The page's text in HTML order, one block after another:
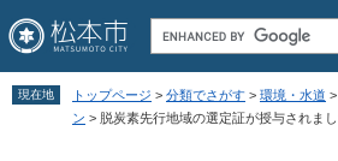
ペ
メ現在地 トップページ > 分類でさがす > 環境・水道 >
ン > 脱炭素先行地域の選定証が授与されま